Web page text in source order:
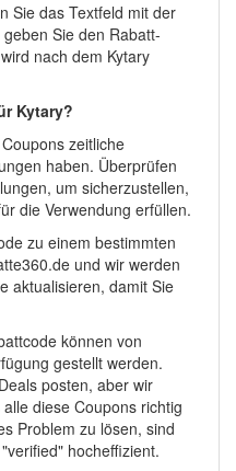
Sie das Textfeld mit der
Sie den Rabatt-
nach dem Kytary
Kytary?
zeitliche
haben. Überprüfen
um sicherzustellen,
die Verwendung erfüllen.
zu einem bestimmten
und wir werden
aktualisieren, damit Sie
können von
gestellt werden.
posten, aber wir
diese Coupons richtig
Problem zu lösen, sind
hocheffizient.